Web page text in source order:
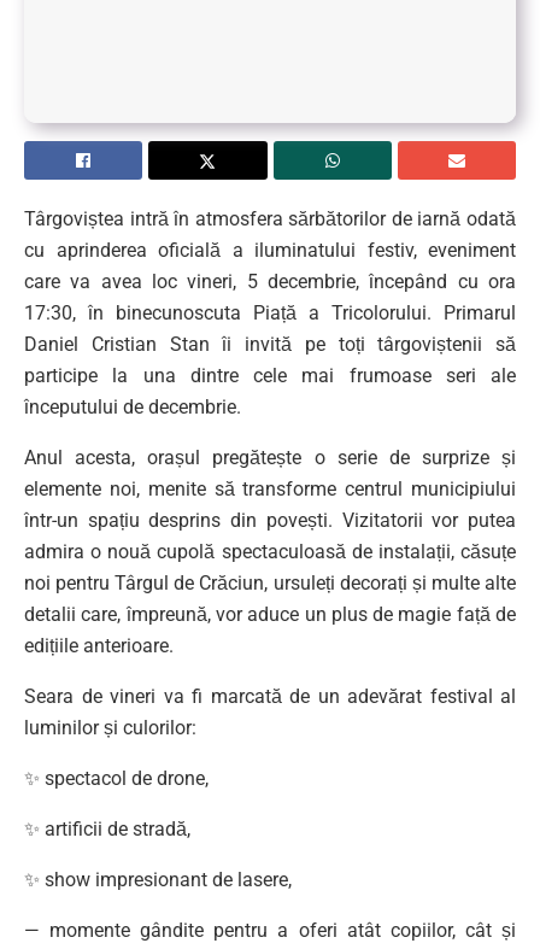
Târgoviștea intră în atmosfera sărbătorilor de iarnă odată
cu aprinderea oficială a iluminatului festiv, eveniment
care va avea loc vineri, 5 decembrie, începând cu ora
17:30, în binecunoscuta Piață a Tricolorului. Primarul
Daniel Cristian Stan îi invită pe toți târgoviștenii să
participe la una dintre cele mai frumoase seri ale
începutului de decembrie.
Anul acesta, orașul pregătește o serie de surprize și
elemente noi, menite să transforme centrul municipiului
într-un spațiu desprins din povești. Vizitatorii vor putea
admira o nouă cupolă spectaculoasă de instalații, căsuțe
noi pentru Târgul de Crăciun, ursuleți decorați și multe alte
detalii care, împreună, vor aduce un plus de magie față de
edițiile anterioare.
Seara de vineri va fi marcată de un adevărat festival al
luminilor și culorilor:
✨ spectacol de drone,
✨ artificii de stradă,
✨ show impresionant de lasere,
— momente gândite pentru a oferi atât copiilor, cât și